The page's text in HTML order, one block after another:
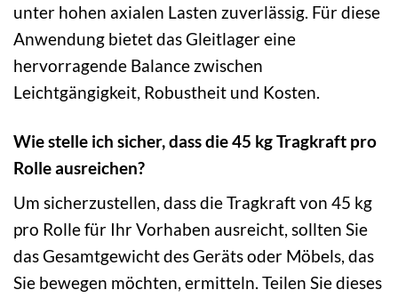
unter hohen axialen Lasten zuverlässig. Für diese
Anwendung bietet das Gleitlager eine
hervorragende Balance zwischen
Leichtgängigkeit, Robustheit und Kosten.
Wie stelle ich sicher, dass die 45 kg Tragkraft pro
Rolle ausreichen?
Um sicherzustellen, dass die Tragkraft von 45 kg
pro Rolle für Ihr Vorhaben ausreicht, sollten Sie
das Gesamtgewicht des Geräts oder Möbels, das
Sie bewegen möchten, ermitteln. Teilen Sie dieses